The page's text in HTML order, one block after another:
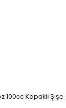
100cc Kapaklı Şişe